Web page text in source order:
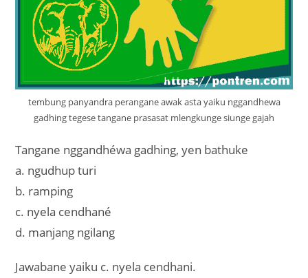
tembung panyandra perangane awak asta yaiku nggandhewa
gadhing tegese tangane prasasat mlengkunge siunge gajah
Tangane nggandhéwa gadhing, yen bathuke
a. ngudhup turi
b. ramping
c. nyela cendhané
d. manjang ngilang
Jawabane yaiku c. nyela cendhani.